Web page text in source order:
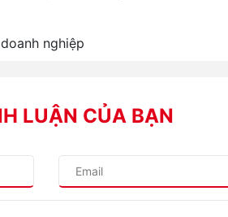
nghiệp
LUẬN CỦA BẠN